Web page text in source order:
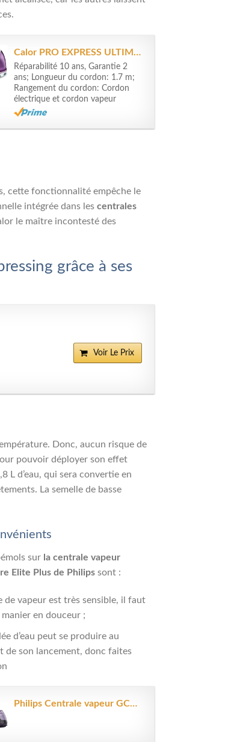
Calor PRO EXPRESS ULTIMATE Centrale Vapeur Haute Pression 7.3 Bars Fonction...
Réparabilité 10 ans, Garantie 2
ans; Longueur du cordon: 1.7 m;
Rangement du cordon: Cordon
électrique et cordon vapeur
cette fonctionnalité empêche le
intégrée dans les centrales
le maître incontesté des
grâce à ses
Voir Le Prix
Donc, aucun risque de
pouvoir déployer son effet
L d’eau, qui sera convertie en
La semelle de basse
sur la centrale vapeur
Elite Plus de Philips sont :
de vapeur est très sensible, il faut
en douceur ;
d’eau peut se produire au
de son lancement, donc faites
Philips Centrale vapeur GC9665/30, jusqu'à 540 g d'effet pressing,...